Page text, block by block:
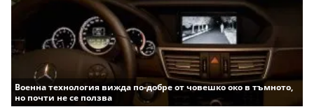
Военна технология вижда по-добре от човешко око в тъмното,
но почти не се ползва